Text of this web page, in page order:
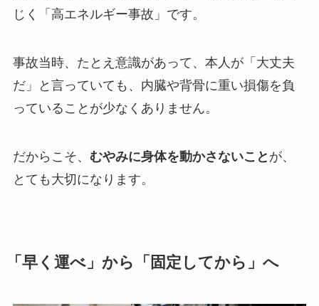
じく「高エネルギー事故」です。
事故当時、たとえ意識があって、本人が「大丈夫
だ」と言っていても、内臓や背骨に重い損傷を負
っていることが少なくありません。
だからこそ、 むやみに身体を動かさないこと が、
とても大切になります。
「早く運べ」から「固定してから」へ